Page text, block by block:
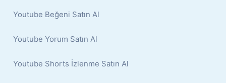
Youtube Beğeni Satın Al
Youtube Yorum Satın Al
Youtube Shorts İzlenme Satın Al